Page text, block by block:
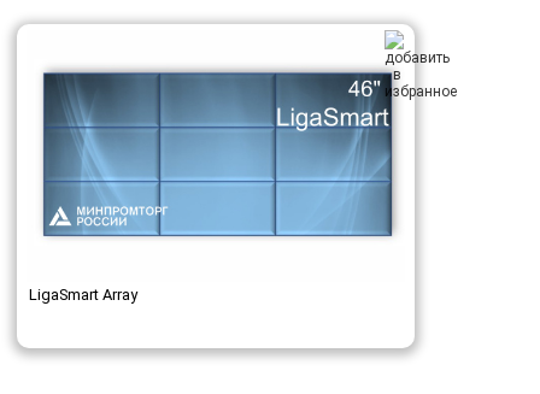
LigaSmart Array